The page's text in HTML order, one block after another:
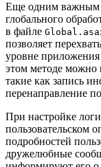
Еще одним важным
глобального
в файле
позволяет
уровне
этом методе можно
такие как запись
перенаправление
При настройке
пользовательском
подробностей
дружелюбные